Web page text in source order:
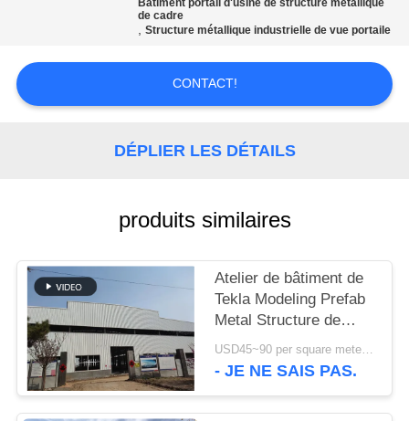
CONTRÔLE
QUALITÉ
NOUS
CONTACTER
CAS
PLAN
DU
SITE
Bâtiment portail d'usine de structure métallique
de cadre
,Structure métallique industrielle de vue portaile
CONTACT!
DÉPLIER LES DÉTAILS
produits similaires
Atelier de bâtiment de
Tekla Modeling Prefab
Metal Structure de
haute résistance
USD45~90 per square meter MOQ:1000 mètres carrés
- JE NE SAIS PAS.